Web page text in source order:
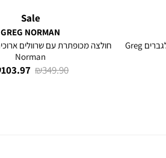
חולצה מכופתרת עם שרוולים ארוכים לגברים Greg
Sale
GREG NORMAN
Norman
מחיר
103.97 ₪
מחיר
349.90 ₪